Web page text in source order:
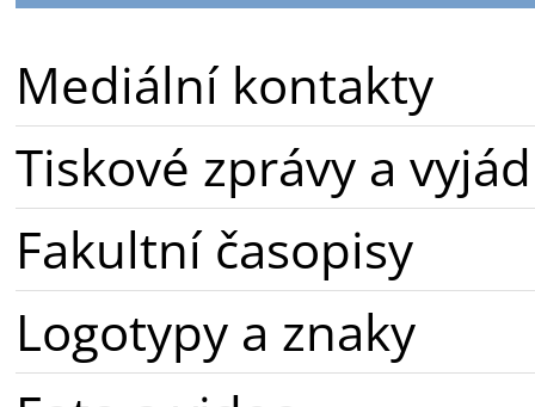
Mediální kontakty
Tiskové zprávy a
Fakultní časopisy
Logotypy a znaky